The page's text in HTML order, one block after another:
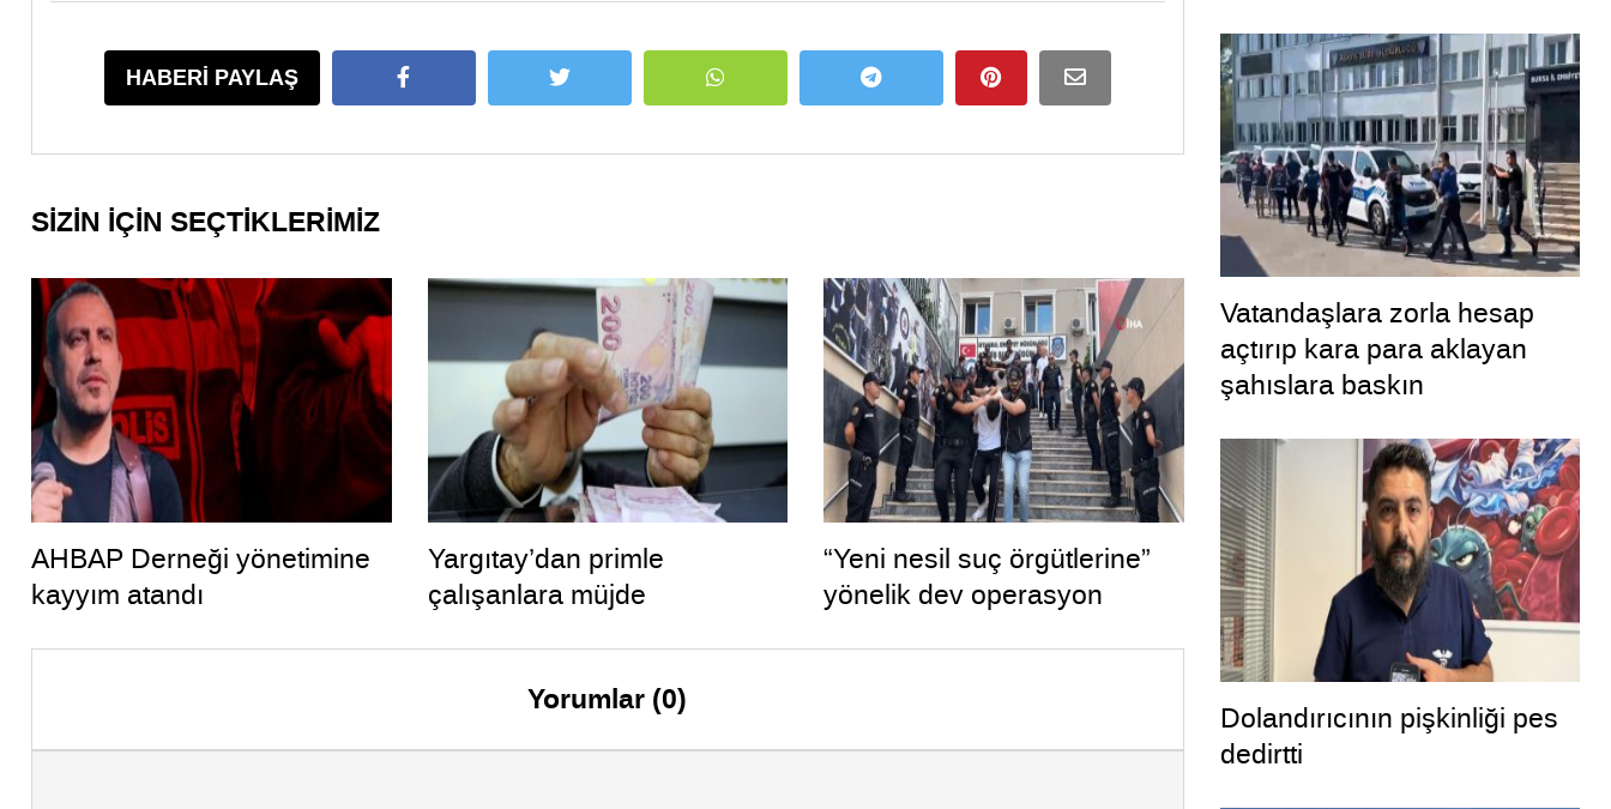
HABERİ PAYLAŞ
SİZİN İÇİN SEÇTİKLERİMİZ
AHBAP Derneği yönetimine
kayyım atandı
Yargıtay’dan primle
çalışanlara müjde
“Yeni nesil suç örgütlerine”
yönelik dev operasyon
Yorumlar (0)
Vatandaşlara zorla hesap
açtırıp kara para aklayan
şahıslara baskın
Dolandırıcının pişkinliği pes
dedirtti